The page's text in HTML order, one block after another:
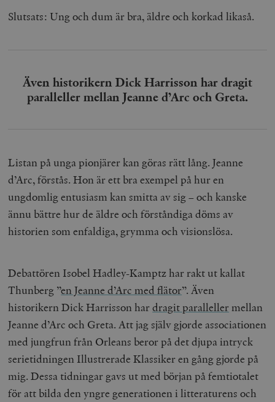
Slutsats: Ung och dum är bra, äldre och korkad likaså.
Även historikern Dick Harrisson har dragit
paralleller mellan Jeanne d’Arc och Greta.
Listan på unga pionjärer kan göras rätt lång. Jeanne
d’Arc, förstås. Hon är ett bra exempel på hur en
ungdomlig entusiasm kan smitta av sig – och kanske
ännu bättre hur de äldre och förståndiga döms av
historien som enfaldiga, grymma och visionslösa.
Debattören Isobel Hadley-Kamptz har rakt ut kallat
Thunberg ”en Jeanne d’Arc med flätor”.Även
historikern Dick Harrisson hardragit parallellermellan
Jeanne d’Arc och Greta. Att jag själv gjorde associationen
med jungfrun från Orleans beror på det djupa intryck
serietidningen Illustrerade Klassiker en gång gjorde på
mig. Dessa tidningar gavs ut med början på femtiotalet
för att bilda den yngre generationen i litteraturens och